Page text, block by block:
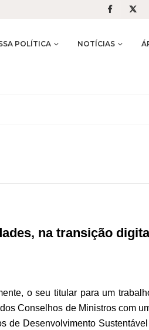
POLÍTICA NOTÍCIAS
na transição
o seu titular para um
Conselhos de Ministros com
de Desenvolvimento